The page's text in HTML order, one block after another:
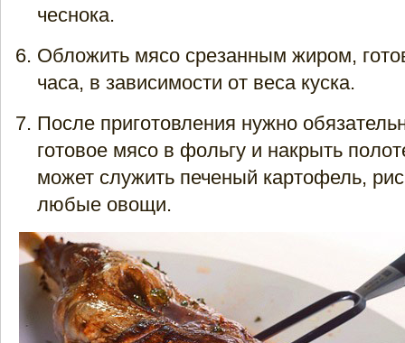
чеснока.
Обложить мясо срезанным жиром,
часа, в зависимости от веса куска.
После приготовления нужно
готовое мясо в фольгу и накрыть
может служить печеный картофель,
любые овощи.